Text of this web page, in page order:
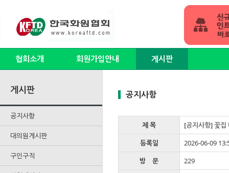
협회소개 회원가입안내 게시판
게시판
공지사항
대의원게시판
구인구직
공지사항
제 목
[공지사항] 꽃집
등록일
2026-06-09
방 문
229